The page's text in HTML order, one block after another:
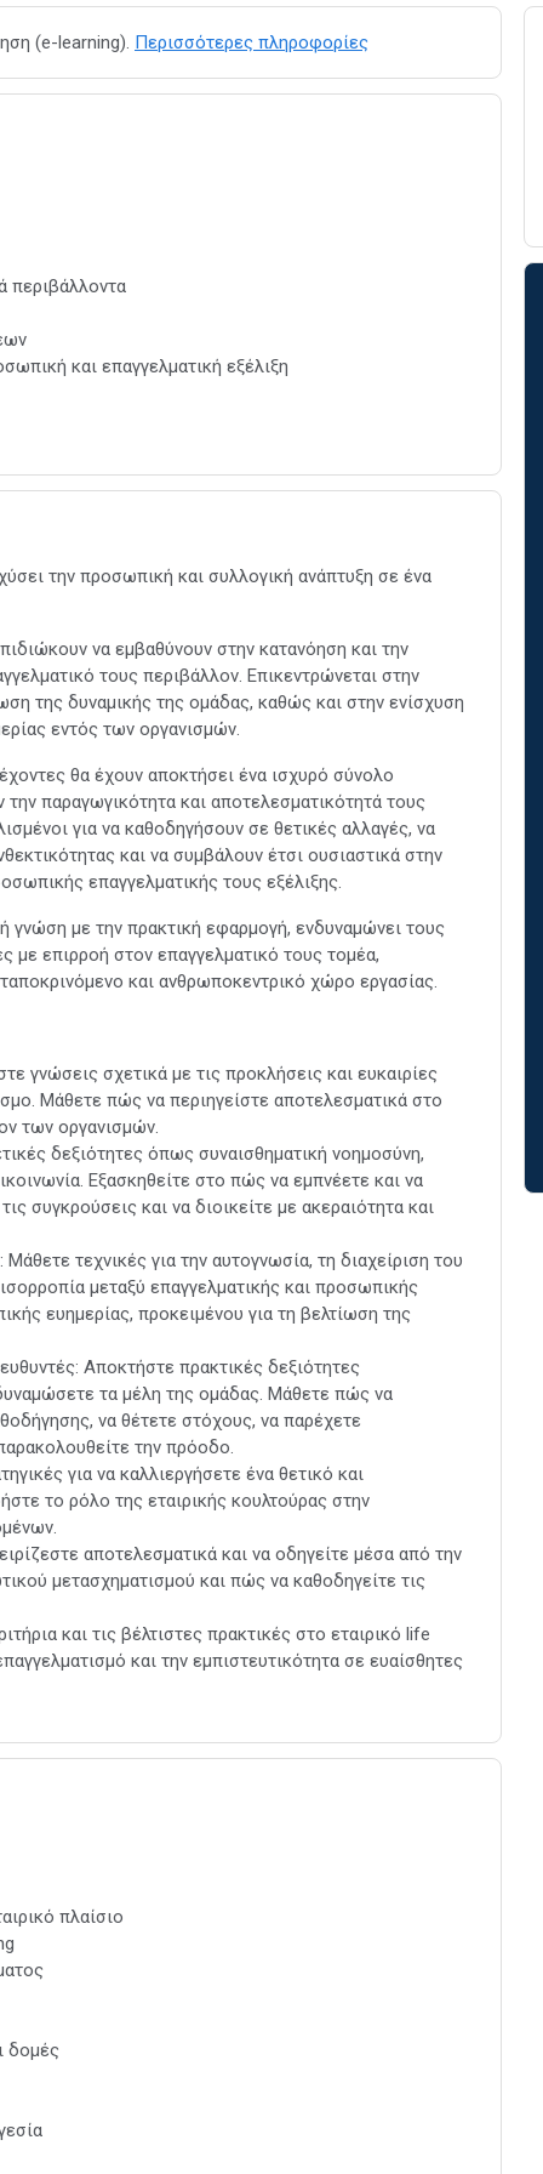
(e-learning). Περισσότερες πληροφορίες
περιβάλλοντα
και επαγγελματική εξέλιξη
την προσωπική και συλλογική ανάπτυξη σε ένα
να εμβαθύνουν στην κατανόηση και την
τους περιβάλλον. Επικεντρώνεται στην
της δυναμικής της ομάδας, καθώς και στην ενίσχυση
εντός των οργανισμών.
θα έχουν αποκτήσει ένα ισχυρό σύνολο
παραγωγικότητα και αποτελεσματικότητά τους
για να καθοδηγήσουν σε θετικές αλλαγές, να
και να συμβάλουν έτσι ουσιαστικά στην
επαγγελματικής τους εξέλιξης.
γνώση με την πρακτική εφαρμογή, ενδυναμώνει τους
με επιρροή στον επαγγελματικό τους τομέα,
και ανθρωποκεντρικό χώρο εργασίας.
γνώσεις σχετικά με τις προκλήσεις και ευκαιρίες
Μάθετε πώς να περιηγείστε αποτελεσματικά στο
των οργανισμών.
δεξιότητες όπως συναισθηματική νοημοσύνη,
Εξασκηθείτε στο πώς να εμπνέετε και να
συγκρούσεις και να διοικείτε με ακεραιότητα και
τεχνικές για την αυτογνωσία, τη διαχείριση του
μεταξύ επαγγελματικής και προσωπικής
ευημερίας, προκειμένου για τη βελτίωση της
Αποκτήστε πρακτικές δεξιότητες
τα μέλη της ομάδας. Μάθετε πώς να
να θέτετε στόχους, να παρέχετε
την πρόοδο.
για να καλλιεργήσετε ένα θετικό και
το ρόλο της εταιρικής κουλτούρας στην
αποτελεσματικά και να οδηγείτε μέσα από την
μετασχηματισμού και πώς να καθοδηγείτε τις
και τις βέλτιστες πρακτικές στο εταιρικό life
και την εμπιστευτικότητα σε ευαίσθητες
πλαίσιο
δομές